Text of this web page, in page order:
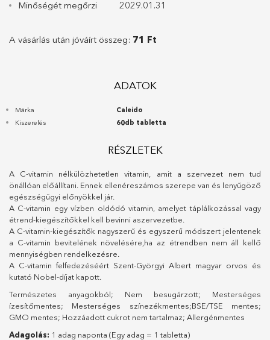
Minőségét megőrzi
2029.01.31
A vásárlás után jóváírt összeg: 71 Ft
ADATOK
Márka
Caleido
Kiszerelés
60db tabletta
RÉSZLETEK
A C-vitamin nélkülözhetetlen vitamin, amit a szervezet nem tud
önállóan előállítani. Ennek ellenéreszámos szerepe van és lenyűgöző
egészségügyi előnyökkel jár.
A C-vitamin egy vízben oldódó vitamin, amelyet táplálkozással vagy
étrend-kiegészítőkkel kell bevinni aszervezetbe.
A C-vitamin-kiegészítők nagyszerű és egyszerű módszert jelentenek
a C-vitamin bevitelének növelésére,ha az étrendben nem áll kellő
mennyiségben rendelkezésre.
A C-vitamin felfedezéséért Szent-Györgyi Albert magyar orvos és
kutató Nobel-díjat kapott.
Természetes anyagokból; Nem besugárzott; Mesterséges
ízesítőmentes; Mesterséges színezékmentes;BSE/TSE mentes;
GMO mentes; Hozzáadott cukrot nem tartalmaz; Allergénmentes
Adagolás: 1 adag naponta (Egy adag = 1 tabletta)